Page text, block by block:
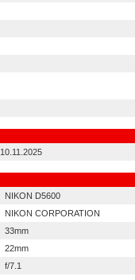
10.11.2025
NIKON D5600
NIKON CORPORATION
33mm
22mm
f/7.1